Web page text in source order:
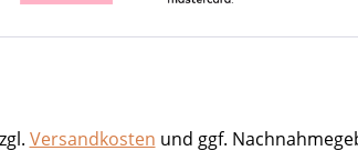
Versandkosten und ggf.